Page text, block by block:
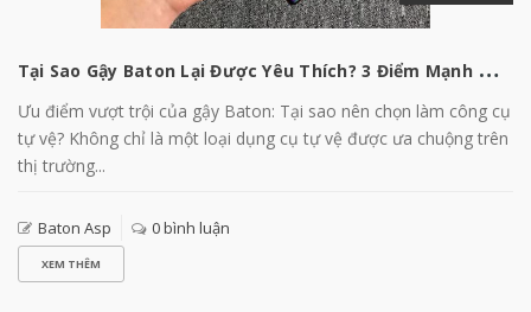
T
ại Sao Gậy Baton Lại Được Yêu Thích? 3 Điểm Mạnh Quan Trọng
Ưu điểm vượt trội của gậy Baton: Tại sao nên chọn làm công cụ
tự vệ? Không chỉ là một loại dụng cụ tự vệ được ưa chuộng trên
thị trường...
Baton Asp 0 bình luận
XEM THÊM